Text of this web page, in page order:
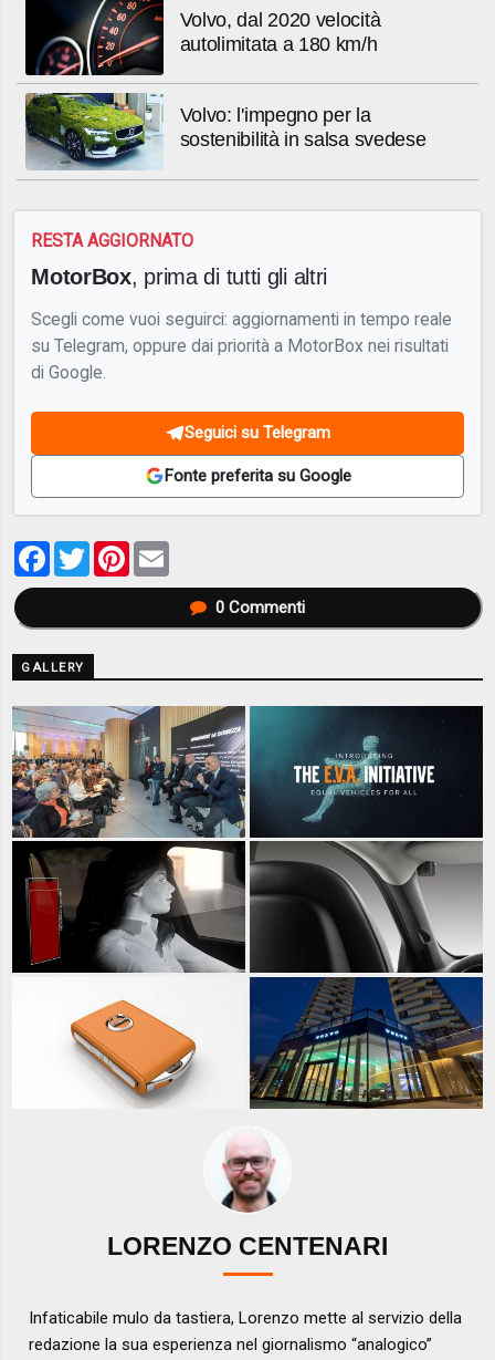
Volvo, dal 2020 velocità
autolimitata a 180 km/h
Volvo: l'impegno per la
sostenibilità in salsa svedese
RESTA AGGIORNATO
MotorBox, prima di tutti gli altri
Scegli come vuoi seguirci: aggiornamenti in tempo reale
su Telegram, oppure dai priorità a MotorBox nei risultati
di Google.
Seguici su Telegram
Fonte preferita su Google
Facebook
TwitterPinterest
0Commenti
GALLERY
LORENZO CENTENARI
Infaticabile mulo da tastiera, Lorenzo mette al servizio della
redazione la sua esperienza nel giornalismo “analogico”